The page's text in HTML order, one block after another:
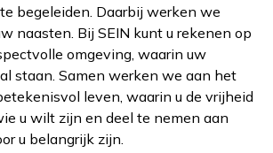
begeleiden. Daarbij werken we
naasten. Bij SEIN kunt u rekenen op
omgeving, waarin uw
staan. Samen werken we aan het
leven, waarin u de vrijheid
u wilt zijn en deel te nemen aan
u belangrijk zijn.